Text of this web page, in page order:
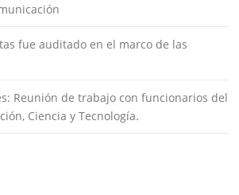
fue auditado en el marco de las
Reunión de trabajo con funcionarios del
Ciencia y Tecnología.